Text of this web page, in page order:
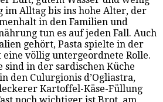
im Alltag bis ins hohe Alter, der
in den Familien und
tun es auf jeden Fall. Auch
gehört, Pasta spielte in der
völlig untergeordnete Rolle.
sind in der sardischen Küche
den Culurgionis d’Ogliastra,
Kartoffel-Käse-Füllung